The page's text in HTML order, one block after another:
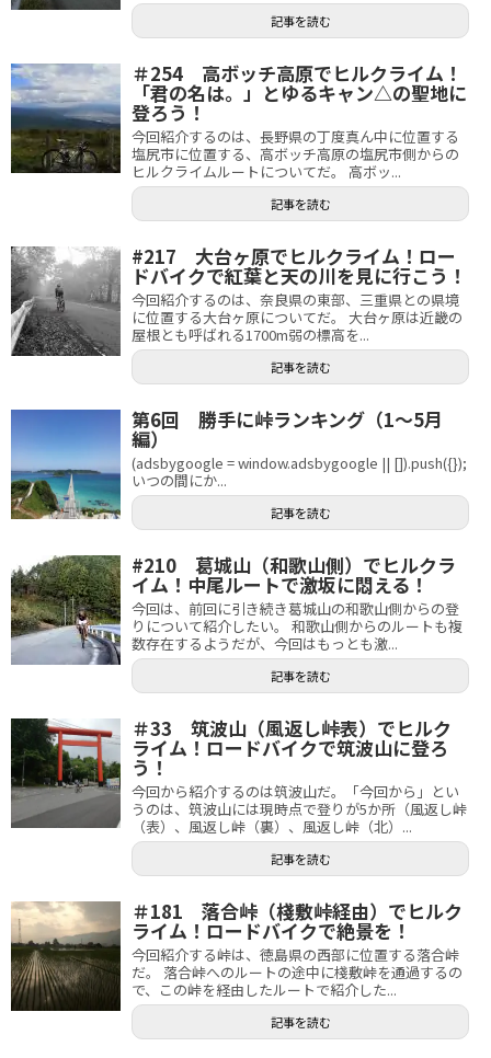
記事を読む
＃254 高ボッチ高原でヒルクライム！
「君の名は。」とゆるキャン△の聖地に
登ろう！
今回紹介するのは、長野県の丁度真ん中に位置する
塩尻市に位置する、高ボッチ高原の塩尻市側からの
ヒルクライムルートについてだ。 高ボッ...
記事を読む
#217 大台ヶ原でヒルクライム！ロー
ドバイクで紅葉と天の川を見に行こう！
今回紹介するのは、奈良県の東部、三重県との県境
に位置する大台ヶ原についてだ。 大台ヶ原は近畿の
屋根とも呼ばれる1700m弱の標高を...
記事を読む
第6回 勝手に峠ランキング（1～5月
編）
(adsbygoogle = window.adsbygoogle || []).push({});
いつの間にか...
記事を読む
#210 葛城山（和歌山側）でヒルクラ
イム！中尾ルートで激坂に悶える！
今回は、前回に引き続き葛城山の和歌山側からの登
りについて紹介したい。 和歌山側からのルートも複
数存在するようだが、今回はもっとも激...
記事を読む
＃33 筑波山（風返し峠表）でヒルク
ライム！ロードバイクで筑波山に登ろ
う！
今回から紹介するのは筑波山だ。「今回から」とい
うのは、筑波山には現時点で登りが5か所（風返し峠
（表）、風返し峠（裏）、風返し峠（北）...
記事を読む
＃181 落合峠（棧敷峠経由）でヒルク
ライム！ロードバイクで絶景を！
今回紹介する峠は、徳島県の西部に位置する落合峠
だ。 落合峠へのルートの途中に棧敷峠を通過するの
で、この峠を経由したルートで紹介した...
記事を読む